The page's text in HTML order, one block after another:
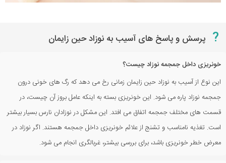
? پرسش و پاسخ های آسیب به نوزاد حین زایمان
خونریزی داخل جمجمه نوزاد چیست؟
این نوع از آسیب به نوزاد حین زایمان زمانی رخ می دهد که رگ های خونی درون
جمجمه نوزاد پاره می شود. این خونریزی بسته به اینکه عامل بروز آن چیست، در
قسمت های مختلف جمجمه اتفاق می افتد. این مشکل در نوزادان نارس بسیار بیشتر
است. تغذیه نامناسب و تشنج از علائم خونریزی داخل جمجمه هستند. اگر نوزاد در
معرض خطر خونریزی باشد، برای بررسی بیشتر، غربالگری انجام می شود.